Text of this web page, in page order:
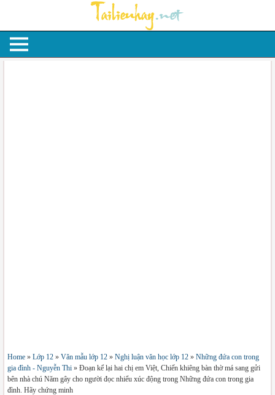
Home » Lớp 12 » Văn mẫu lớp 12 » Nghị luận văn học lớp 12 » Những đứa con trong
gia đình - Nguyễn Thi » Đoạn kể lại hai chị em Việt, Chiến khiêng bàn thờ má sang gửi
bên nhà chú Năm gây cho người đọc nhiểu xúc động trong Những đứa con trong gia
đình. Hãy chứng minh